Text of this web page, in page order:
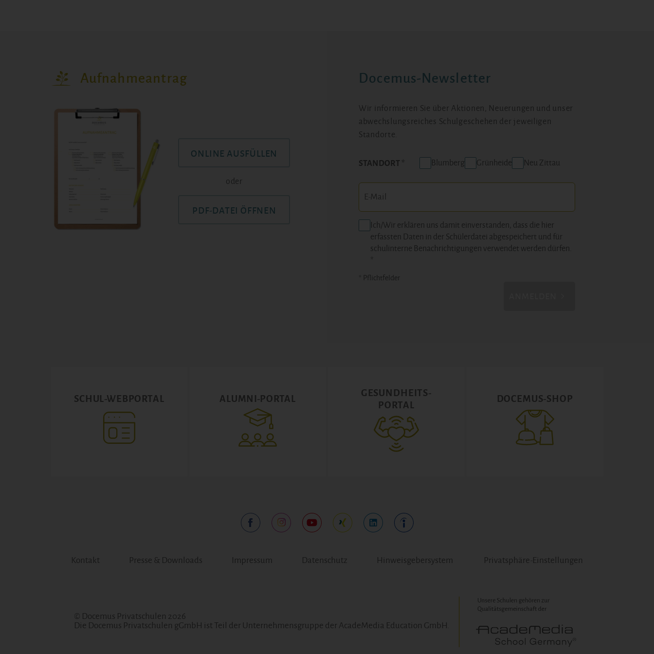
Aufnahmeantrag
ONLINE AUSFÜLLEN
oder
PDF-DATEI ÖFFNEN
Docemus-Newsletter
Wir informieren Sie über Aktionen, Neuerungen und unser
abwechslungsreiches Schulgeschehen der jeweiligen
Standorte.
STANDORT Blumberg Grünheide Neu Zittau
Ich/Wir erklären uns damit einverstanden, dass die hier
erfassten Daten in der Schülerdatei abgespeichert und für
schulinterne Benachrichtigungen verwendet werden dürfen.
*
* Pflichtfelder
SCHUL-WEBPORTAL ALUMNI-PORTAL
GESUNDHEITS-
PORTAL
DOCEMUS-SHOP
Kontakt Presse & Downloads Impressum Datenschutz Hinweisgebersystem Privatsphäre-Einstellungen
© Docemus Privatschulen 2026
Die Docemus Privatschulen gGmbH ist Teil der Unternehmensgruppe der AcadeMedia Education GmbH.